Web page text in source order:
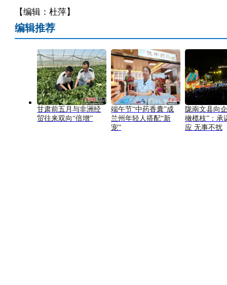
【编辑：杜萍】
编辑推荐
甘肃前五月与非洲经
贸往来双向“倍增”
端午节“中药香囊”成
兰州年轻人搭配“新
宠”
陇南文县向
橄榄枝”：承
应 无事不扰